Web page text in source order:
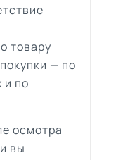
товару
— по
и по
осмотра
вы